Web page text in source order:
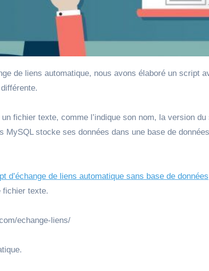
fichier texte, comme l’indique son nom, la version
MySQL stocke ses données dans une base de données
d’échange de liens automatique sans base de données
fichier texte.
echange-liens/